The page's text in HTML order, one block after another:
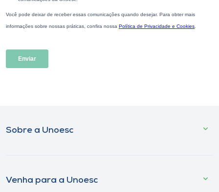
Sobre a Unoesc
Venha para a Unoesc